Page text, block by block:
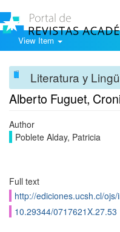
View Item
Literatura y
Alberto Fuguet,
Author
Poblete Alday, Patricia
Full text
http://ediciones.ucsh.cl/
10.29344/0717621X.27.53